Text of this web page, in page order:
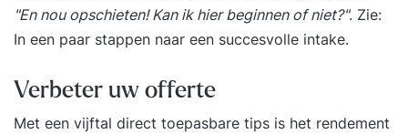
"En nou opschieten! Kan ik hier beginnen of niet?". Zie:
In een paar stappen naar een succesvolle intake.
Verbeter uw offerte
Met een vijftal direct toepasbare tips is het rendement